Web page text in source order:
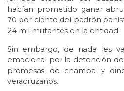
habían prometido ganar
70 por ciento del padrón
24 mil militantes en la entidad.
Sin embargo, de nada les
emocional por la detención
promesas de chamba y
veracruzanos.